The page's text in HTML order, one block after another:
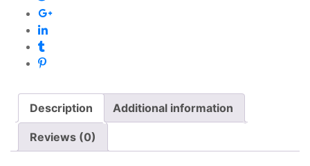
Description Additional information
Reviews (0)